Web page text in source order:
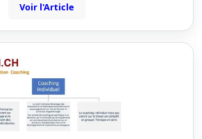
Voir l'Article